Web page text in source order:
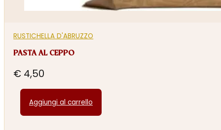
RUSTICHELLA D'ABRUZZO
PASTA AL CEPPO
€ 4,50
Aggiungi al carrello